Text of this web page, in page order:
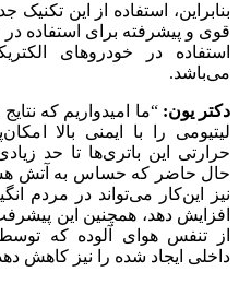
بنابراین، استفاده از این
قوی و پیشرفته برای استفاده در
استفاده در خودروهای
می‌باشد.
دکتر یون: “ما امیدواریم که
لیتیومی را با ایمنی بالا
حرارتی این باتری‌ها تا حد
حال حاضر که حساس به آتش
نیز این‌کار می‌تواند در مردم
افزایش دهد، همچنین این
از تنفس هوای آلوده که
داخلی ایجاد شده را نیز کاهش